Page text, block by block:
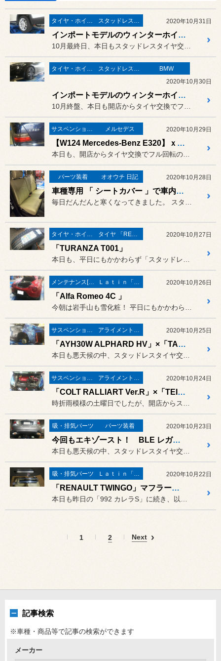
タイヤ・ホイール スタッドレスタイヤ 「BLIZZAK」 2020年10月31日
インポートモデルのウィンターホイール PART2！
タイヤ・ホイール スタッドレスタイヤ 「BLIZZAK」
BMW
2020年10月30日
インポートモデルのウィンターホイール！
サスペンション・ボディ関連 メルセデス 2020年10月29日
【W124 Mercedes-Benz E320】ｘ【SACHS Shock Absorber】
パーツ装着 オオウチ 日記 2020年10月28日
車種専用 「 シートカバー 」で車内を一新！
2020年10月27日
「TURANZA T001」
メンテナンス[(オイル・バッテリー・ＲＥＣＳなど) 2020年10月26日
「Alfa Romeo 4C 」
2020年10月25日
「AYH30W ALPHARD HV」×「TANABE NF210」
2020年10月24日
「COLT RALLIART Ver.R」×「TEIN FLEX Z」!
吸・排気パーツ パーツ装着 2020年10月23日
今回もエキゾースト！ BLE レガシィB4！
吸・排気パーツ 2020年10月22日
「RENAULT TWINGO」マフラー交換！
1 2 Next
記事検索
※車種・商品等で記事の検索ができます
メーカー